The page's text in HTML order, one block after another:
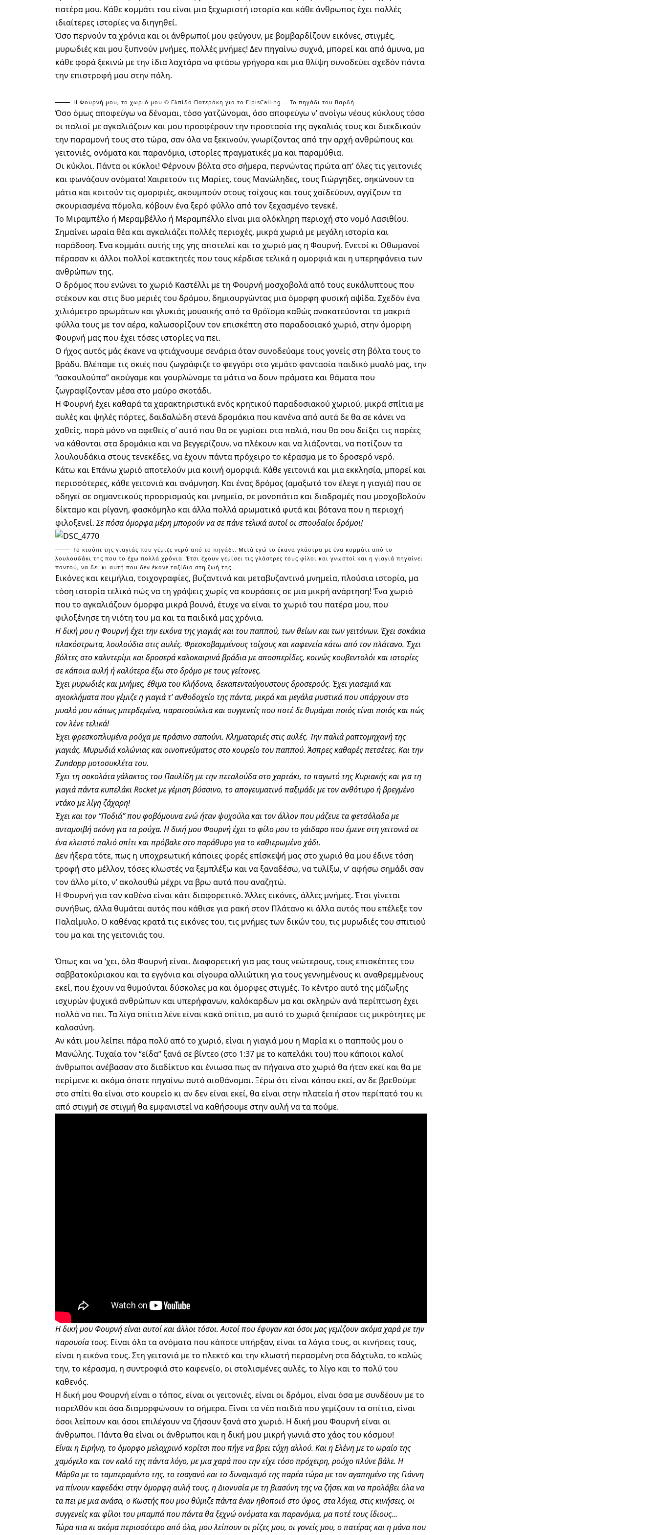
πατέρα μου. Κάθε κομμάτι του είναι μια ξεχωριστή ιστορία και κάθε άνθρωπος έχει πολλές
ιδιαίτερες ιστορίες να διηγηθεί.
Όσο περνούν τα χρόνια και οι άνθρωποί μου φεύγουν, με βομβαρδίζουν εικόνες, στιγμές,
μυρωδιές και μου ξυπνούν μνήμες, πολλές μνήμες! Δεν πηγαίνω συχνά, μπορεί και από άμυνα, μα
κάθε φορά ξεκινώ με την ίδια λαχτάρα να φτάσω γρήγορα και μια θλίψη συνοδεύει σχεδόν πάντα
την επιστροφή μου στην πόλη.
Η Φουρνή μου, το χωριό μου © Ελπίδα Πατεράκη για το ElpisCalling … Το πηγάδι του Βαρδή
Όσο όμως αποφεύγω να δένομαι, τόσο γατζώνομαι, όσο αποφεύγω ν’ ανοίγω νέους κύκλους τόσο
οι παλιοί με αγκαλιάζουν και μου προσφέρουν την προστασία της αγκαλιάς τους και διεκδικούν
την παραμονή τους στο τώρα, σαν όλα να ξεκινούν, γνωρίζοντας από την αρχή ανθρώπους και
γειτονιές, ονόματα και παρανόμια, ιστορίες πραγματικές μα και παραμύθια.
Οι κύκλοι. Πάντα οι κύκλοι! Φέρνουν βόλτα στο σήμερα, περνώντας πρώτα απ’ όλες τις γειτονιές
και φωνάζουν ονόματα! Χαιρετούν τις Μαρίες, τους Μανώληδες, τους Γιώργηδες, σηκώνουν τα
μάτια και κοιτούν τις ομορφιές, ακουμπούν στους τοίχους και τους χαϊδεύουν, αγγίζουν τα
σκουριασμένα πόμολα, κόβουν ένα ξερό φύλλο από τον ξεχασμένο τενεκέ.
Το Μιραμπέλο ή Μεραμβέλλο ή Μεραμπέλλο είναι μια ολόκληρη περιοχή στο νομό Λασιθίου.
Σημαίνει ωραία θέα και αγκαλιάζει πολλές περιοχές, μικρά χωριά με μεγάλη ιστορία και
παράδοση. Ένα κομμάτι αυτής της γης αποτελεί και το χωριό μας η Φουρνή. Ενετοί κι Οθωμανοί
πέρασαν κι άλλοι πολλοί κατακτητές που τους κέρδισε τελικά η ομορφιά και η υπερηφάνεια των
ανθρώπων της.
Ο δρόμος που ενώνει το χωριό Καστέλλι με τη Φουρνή μοσχοβολά από τους ευκάλυπτους που
στέκουν και στις δυο μεριές του δρόμου, δημιουργώντας μια όμορφη φυσική αψίδα. Σχεδόν ένα
χιλιόμετρο αρωμάτων και γλυκιάς μουσικής από το θρόϊσμα καθώς ανακατεύονται τα μακριά
φύλλα τους με τον αέρα, καλωσορίζουν τον επισκέπτη στο παραδοσιακό χωριό, στην όμορφη
Φουρνή μας που έχει τόσες ιστορίες να πει.
Ο ήχος αυτός μάς έκανε να φτιάχνουμε σενάρια όταν συνοδεύαμε τους γονείς στη βόλτα τους το
βράδυ. Βλέπαμε τις σκιές που ζωγράφιζε το φεγγάρι στο γεμάτο φαντασία παιδικό μυαλό μας, την
“ασκουλούπα” ακούγαμε και γουρλώναμε τα μάτια να δουν πράματα και θάματα που
ζωγραφίζονταν μέσα στο μαύρο σκοτάδι.
Η Φουρνή έχει καθαρά τα χαρακτηριστικά ενός κρητικού παραδοσιακού χωριού, μικρά σπίτια με
αυλές και ψηλές πόρτες, δαιδαλώδη στενά δρομάκια που κανένα από αυτά δε θα σε κάνει να
χαθείς, παρά μόνο να αφεθείς σ’ αυτό που θα σε γυρίσει στα παλιά, που θα σου δείξει τις παρέες
να κάθονται στα δρομάκια και να βεγγερίζουν, να πλέκουν και να λιάζονται, να ποτίζουν τα
λουλουδάκια στους τενεκέδες, να έχουν πάντα πρόχειρο το κέρασμα με το δροσερό νερό.
Κάτω και Επάνω χωριό αποτελούν μια κοινή ομορφιά. Κάθε γειτονιά και μια εκκλησία, μπορεί και
περισσότερες, κάθε γειτονιά και ανάμνηση. Και ένας δρόμος (αμαξωτό τον έλεγε η γιαγιά) που σε
οδηγεί σε σημαντικούς προορισμούς και μνημεία, σε μονοπάτια και διαδρομές που μοσχοβολούν
δίκταμο και ρίγανη, φασκόμηλο και άλλα πολλά αρωματικά φυτά και βότανα που η περιοχή
φιλοξενεί.Σε πόσα όμορφα μέρη μπορούν να σε πάνε τελικά αυτοί οι σπουδαίοι δρόμοι!
Το κιούπι της γιαγιάς που γέμιζε νερό από το πηγάδι. Μετά εγώ το έκανα γλάστρα με ένα κομμάτι από το
λουλουδάκι της που το έχω πολλά χρόνια. Έτσι έχουν γεμίσει τις γλάστρες τους φίλοι και γνωστοί και η γιαγιά πηγαίνει
παντού, να δει κι αυτή που δεν έκανε ταξίδια στη ζωή της…
Εικόνες και κειμήλια, τοιχογραφίες, βυζαντινά και μεταβυζαντινά μνημεία, πλούσια ιστορία, μα
τόση ιστορία τελικά πώς να τη γράψεις χωρίς να κουράσεις σε μια μικρή ανάρτηση! Ένα χωριό
που το αγκαλιάζουν όμορφα μικρά βουνά, έτυχε να είναι το χωριό του πατέρα μου, που
φιλοξένησε τη νιότη του μα και τα παιδικά μας χρόνια.
Η δική μου η Φουρνή έχει την εικόνα της γιαγιάς και του παππού, των θείων και των γειτόνων. Έχει σοκάκια
πλακόστρωτα, λουλούδια στις αυλές. Φρεσκοβαμμένους τοίχους και καφενεία κάτω από τον πλάτανο. Έχει
βόλτες στο καλντερίμι και δροσερά καλοκαιρινά βράδια με αποσπερίδες, κοινώς κουβεντολόι και ιστορίες
σε κάποια αυλή ή καλύτερα έξω στο δρόμο με τους γείτονες.
Έχει μυρωδιές και μνήμες, έθιμα του Κλήδονα, δεκαπενταύγουστους δροσερούς. Έχει γιασεμιά και
αγιοκλήματα που γέμιζε η γιαγιά τ’ ανθοδοχείο της πάντα, μικρά και μεγάλα μυστικά που υπάρχουν στο
μυαλό μου κάπως μπερδεμένα, παρατσούκλια και συγγενείς που ποτέ δε θυμάμαι ποιός είναι ποιός και πώς
τον λένε τελικά!
Έχει φρεσκοπλυμένα ρούχα με πράσινο σαπούνι. Κληματαριές στις αυλές. Την παλιά ραπτομηχανή της
γιαγιάς. Μυρωδιά κολώνιας και οινοπνεύματος στο κουρείο του παππού. Άσπρες καθαρές πετσέτες. Και την
Zundapp μοτοσυκλέτα του.
Έχει τη σοκολάτα γάλακτος του Παυλίδη με την πεταλούδα στο χαρτάκι, το παγωτό της Κυριακής και για τη
γιαγιά πάντα κυπελάκι Rocket με γέμιση βύσσινο, το απογευματινό παξιμάδι με τον ανθότυρο ή βρεγμένο
ντάκο με λίγη ζάχαρη!
Έχει και τον “Ποδιά” που φοβόμουνα ενώ ήταν ψυχούλα και τον άλλον που μάζευε τα φετσόλαδα με
ανταμοιβή σκόνη για τα ρούχα. Η δική μου Φουρνή έχει το φίλο μου το γάιδαρο που έμενε στη γειτονιά σε
ένα κλειστό παλιό σπίτι και πρόβαλε στο παράθυρο για το καθιερωμένο χάδι.
Δεν ήξερα τότε, πως η υποχρεωτική κάποιες φορές επίσκεψή μας στο χωριό θα μου έδινε τόση
τροφή στο μέλλον, τόσες κλωστές να ξεμπλέξω και να ξαναδέσω, να τυλίξω, ν’ αφήσω σημάδι σαν
τον άλλο μίτο, ν’ ακολουθώ μέχρι να βρω αυτά που αναζητώ.
Η Φουρνή για τον καθένα είναι κάτι διαφορετικό. Άλλες εικόνες, άλλες μνήμες. Έτσι γίνεται
συνήθως, άλλα θυμάται αυτός που κάθισε για ρακή στον Πλάτανο κι άλλα αυτός που επέλεξε τον
Παλαίμυλο. Ο καθένας κρατά τις εικόνες του, τις μνήμες των δικών του, τις μυρωδιές του σπιτιού
του μα και της γειτονιάς του.
Όπως και να ‘χει, όλα Φουρνή είναι. Διαφορετική για μας τους νεώτερους, τους επισκέπτες του
σαββατοκύριακου και τα εγγόνια και σίγουρα αλλιώτικη για τους γεννημένους κι αναθρεμμένους
εκεί, που έχουν να θυμούνται δύσκολες μα και όμορφες στιγμές. Το κέντρο αυτό της μάζωξης
ισχυρών ψυχικά ανθρώπων και υπερήφανων, καλόκαρδων μα και σκληρών ανά περίπτωση έχει
πολλά να πει. Τα λίγα σπίτια λένε είναι κακά σπίτια, μα αυτό το χωριό ξεπέρασε τις μικρότητες με
καλοσύνη.
Αν κάτι μου λείπει πάρα πολύ από το χωριό, είναι η γιαγιά μου η Μαρία κι ο παππούς μου ο
Μανώλης. Tυχαία τον “είδα” ξανά σε βίντεο (στο 1:37 με το καπελάκι του) που κάποιοι καλοί
άνθρωποι ανέβασαν στο διαδίκτυο και ένιωσα πως αν πήγαινα στο χωριό θα ήταν εκεί και θα με
περίμενε κι ακόμα όποτε πηγαίνω αυτό αισθάνομαι. Ξέρω ότι είναι κάπου εκεί, αν δε βρεθούμε
στο σπίτι θα είναι στο κουρείο κι αν δεν είναι εκεί, θα είναι στην πλατεία ή στον περίπατό του κι
από στιγμή σε στιγμή θα εμφανιστεί να καθήσουμε στην αυλή να τα πούμε.
Η δική μου Φουρνή είναι αυτοί και άλλοι τόσοι. Αυτοί που έφυγαν και όσοι μας γεμίζουν ακόμα χαρά με την
παρουσία τους. Είναι όλα τα ονόματα που κάποτε υπήρξαν, είναι τα λόγια τους, οι κινήσεις τους,
είναι η εικόνα τους. Στη γειτονιά με το πλεκτό και την κλωστή περασμένη στα δάχτυλα, το καλώς
την, το κέρασμα, η συντροφιά στο καφενείο, οι στολισμένες αυλές, το λίγο και το πολύ του
καθενός.
Η δική μου Φουρνή είναι ο τόπος, είναι οι γειτονιές, είναι οι δρόμοι, είναι όσα με συνδέουν με το
παρελθόν και όσα διαμορφώνουν το σήμερα. Είναι τα νέα παιδιά που γεμίζουν τα σπίτια, είναι
όσοι λείπουν και όσοι επιλέγουν να ζήσουν ξανά στο χωριό. Η δική μου Φουρνή είναι οι
άνθρωποι. Πάντα θα είναι οι άνθρωποι και η δική μου μικρή γωνιά στο χάος του κόσμου!
Είναι η Ειρήνη, το όμορφο μελαχρινό κορίτσι που πήγε να βρει τύχη αλλού. Και η Ελένη με το ωραίο της
χαμόγελο και τον καλό της πάντα λόγο, με μια χαρά που την είχε τόσο πρόχειρη, ρούχο πλύνε βάλε. Η
Μάρθα με το ταμπεραμέντο της, το τσαγανό και το δυναμισμό της παρέα τώρα με τον αγαπημένο της Γιάννη
να πίνουν καφεδάκι στην όμορφη αυλή τους, η Διονυσία με τη βιασύνη της να ζήσει και να προλάβει όλα να
τα πει με μια ανάσα, ο Κωστής που μου θύμιζε πάντα έναν ηθοποιό στο ύφος, στα λόγια, στις κινήσεις, οι
συγγενείς και φίλοι του μπαμπά που πάντα θα ξεχνώ ονόματα και παρανόμια, μα ποτέ τους ίδιους…
Τώρα πια κι ακόμα περισσότερο από όλα, μου λείπουν οι ρίζες μου, οι γονείς μου, ο πατέρας και η μάνα που